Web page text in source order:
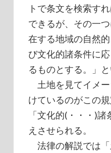
トで条文を検索す
できるが、その一
在する地域の自然
び文化的諸条件に
るものとする。」
土地を見てイメ
けているのがこの
「文化的(・・・)
えさせられる。
法律の解説では